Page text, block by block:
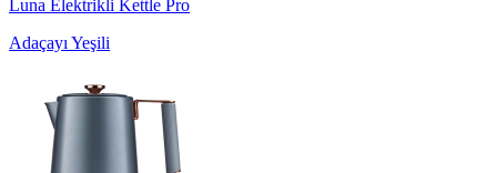
Luna Elektrikli Kettle Pro
Adaçayı Yeşili